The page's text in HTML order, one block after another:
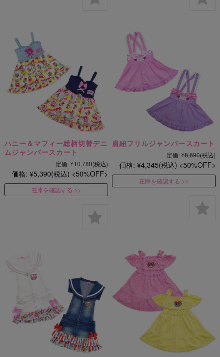
ハニー＆マフィー総柄切替デニ
ムジャンパースカート
定価:¥10,780(税込)
価格: ¥5,390(税込) 50%OFF
在庫を確認する
肩紐フリルジャンパースカート
定価:¥8,690(税込)
価格: ¥4,345(税込) 50%OFF
在庫を確認する